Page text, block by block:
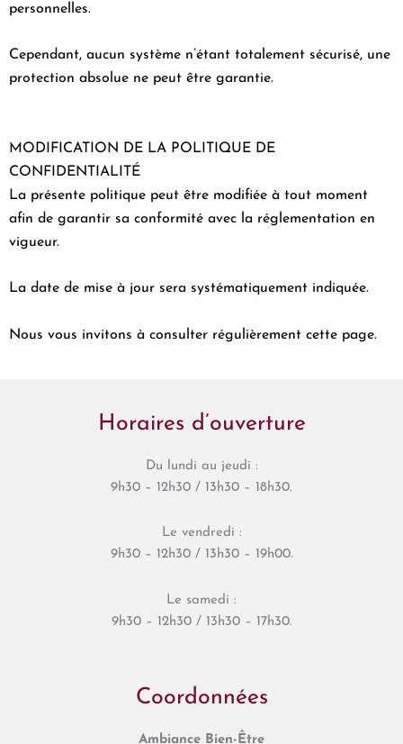
personnelles.
Cependant, aucun système n’étant totalement sécurisé, une
protection absolue ne peut être garantie.
MODIFICATION DE LA POLITIQUE DE
CONFIDENTIALITÉ
La présente politique peut être modifiée à tout moment
afin de garantir sa conformité avec la réglementation en
vigueur.
La date de mise à jour sera systématiquement indiquée.
Nous vous invitons à consulter régulièrement cette page.
Horaires d’ouverture
Du lundi au jeudi :
9h30 – 12h30 / 13h30 – 18h30.
Le vendredi :
9h30 – 12h30 / 13h30 – 19h00.
Le samedi :
9h30 – 12h30 / 13h30 – 17h30.
Coordonnées
Ambiance Bien-Être